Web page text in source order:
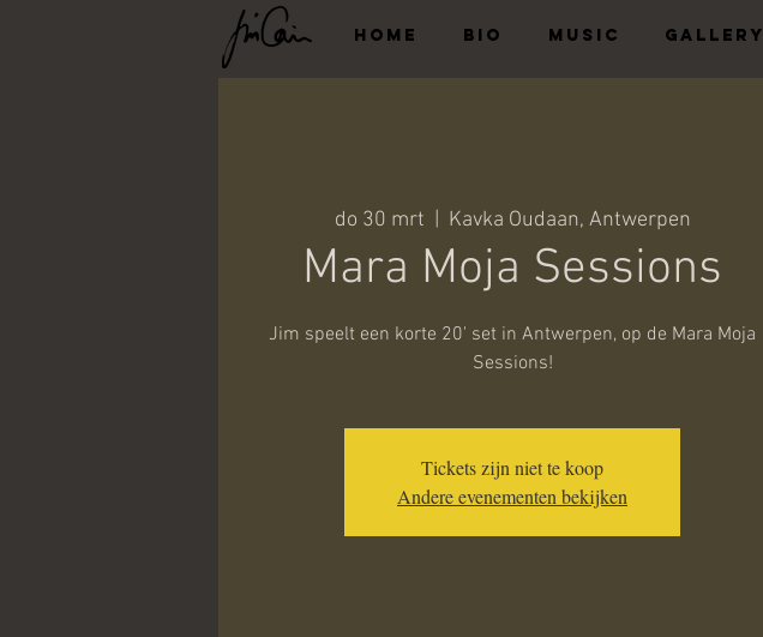
HOME BIO MUSIC GALLERY
do 30 mrt Kavka Oudaan, Antwerpen
Mara Moja Sessions
Jim speelt een korte 20' set in Antwerpen, op de Mara Moja
Sessions!
Tickets zijn niet te koop
Andere evenementen bekijken